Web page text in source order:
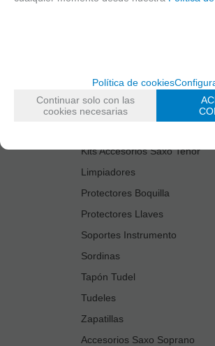
Cañas
Estuches Guardacañas
Estuches Instrumento
Kits Accesorios Saxo Tenor
Limpiadores
Protectores Boquilla
Protectores Llaves
Soportes Instrumento
Sordinas
Tapón Tudel
Tudeles
Zapatillas
Accesorios Saxo Soprano
Política de cookies
Continuar solo con las
cookies necesarias